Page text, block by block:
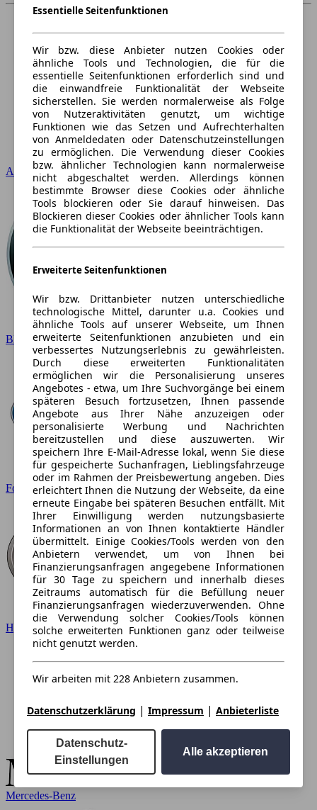
Audi
BMW
Ford
Hyundai
Mercedes-Benz
Essentielle Seitenfunktionen
Wir bzw. diese Anbieter nutzen Cookies oder
ähnliche Tools und Technologien, die für die
essentielle Seitenfunktionen erforderlich sind und
die einwandfreie Funktionalität der Webseite
sicherstellen. Sie werden normalerweise als Folge
von Nutzeraktivitäten genutzt, um wichtige
Funktionen wie das Setzen und Aufrechterhalten
von Anmeldedaten oder Datenschutzeinstellungen
zu ermöglichen. Die Verwendung dieser Cookies
bzw. ähnlicher Technologien kann normalerweise
nicht abgeschaltet werden. Allerdings können
bestimmte Browser diese Cookies oder ähnliche
Tools blockieren oder Sie darauf hinweisen. Das
Blockieren dieser Cookies oder ähnlicher Tools kann
die Funktionalität der Webseite beeinträchtigen.
Erweiterte Seitenfunktionen
Wir bzw. Drittanbieter nutzen unterschiedliche
technologische Mittel, darunter u.a. Cookies und
ähnliche Tools auf unserer Webseite, um Ihnen
erweiterte Seitenfunktionen anzubieten und ein
verbessertes Nutzungserlebnis zu gewährleisten.
Durch diese erweiterten Funktionalitäten
ermöglichen wir die Personalisierung unseres
Angebotes - etwa, um Ihre Suchvorgänge bei einem
späteren Besuch fortzusetzen, Ihnen passende
Angebote aus Ihrer Nähe anzuzeigen oder
personalisierte Werbung und Nachrichten
bereitzustellen und diese auszuwerten. Wir
speichern Ihre E-Mail-Adresse lokal, wenn Sie diese
für gespeicherte Suchanfragen, Lieblingsfahrzeuge
oder im Rahmen der Preisbewertung angeben. Dies
erleichtert Ihnen die Nutzung der Webseite, da eine
erneute Eingabe bei späteren Besuchen entfällt. Mit
Ihrer Einwilligung werden nutzungsbasierte
Informationen an von Ihnen kontaktierte Händler
übermittelt. Einige Cookies/Tools werden von den
Anbietern verwendet, um von Ihnen bei
Finanzierungsanfragen angegebene Informationen
für 30 Tage zu speichern und innerhalb dieses
Zeitraums automatisch für die Befüllung neuer
Finanzierungsanfragen wiederzuverwenden. Ohne
die Verwendung solcher Cookies/Tools können
solche erweiterten Funktionen ganz oder teilweise
nicht genutzt werden.
Wir arbeiten mit 228 Anbietern zusammen.
Datenschutzerklärung | Impressum | Anbieterliste
Datenschutz-
Einstellungen
Alle akzeptieren